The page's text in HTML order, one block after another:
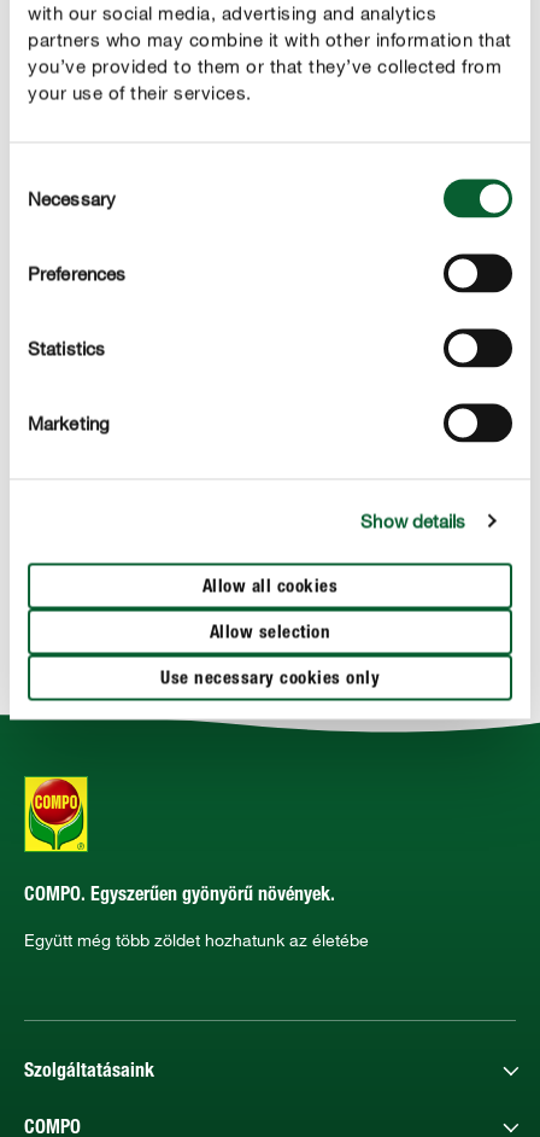
with our social media, advertising and analytics
partners who may combine it with other information that
you’ve provided to them or that they’ve collected from
your use of their services.
Selection
Necessary
Preferences
Statistics
Marketing
Show details
Allow all cookies
Allow selection
Use necessary cookies only
speciális ásványi folyékony műtrágya minden
rózsára cserépben, kaspóban és szabadföldi rózsára
azonnali hatással, stimulálja a gyökérnövekedést és
extra magnézium az intenzív virágzásért és
MŰSZAKI ADATOK
COMPO. Egyszerűen gyönyörű növények.
Együtt még több zöldet hozhatunk az életébe
Szolgáltatásaink
COMPO